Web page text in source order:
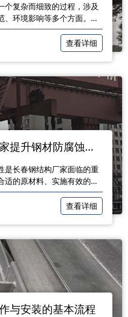
个复杂而细致的过程，涉及
、环境影响等多个方面。通
事项，可以提高加工质量，
定，为后续的建筑使用打下
查看详细
提升钢材防腐蚀性
是长春钢结构厂家面临的重
适的原材料、实施有效的表
计与施工管理、定期维护检
材料，厂家能够在一定程度
查看详细
与安装的基本流程